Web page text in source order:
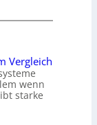
Vergleich
wenn
starke